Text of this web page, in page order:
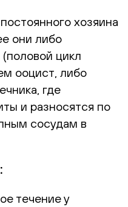
хозяина
они либо
цикл
ооцист, либо
где
и разносятся по
сосудам в
течение у